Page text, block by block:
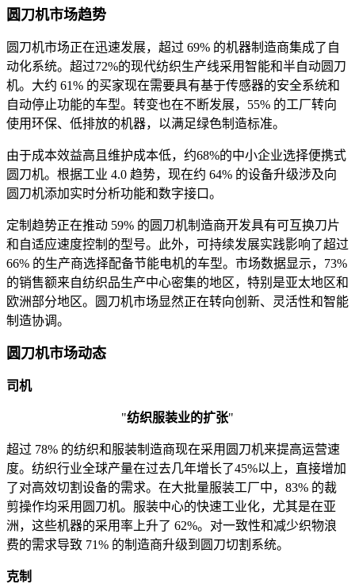
圆刀机市场趋势
圆刀机市场正在迅速发展，超过 69% 的机器制造商集成了自
动化系统。超过72%的现代纺织生产线采用智能和半自动圆刀
机。大约 61% 的买家现在需要具有基于传感器的安全系统和
自动停止功能的车型。转变也在不断发展，55% 的工厂转向
使用环保、低排放的机器，以满足绿色制造标准。
由于成本效益高且维护成本低，约68%的中小企业选择便携式
圆刀机。根据工业 4.0 趋势，现在约 64% 的设备升级涉及向
圆刀机添加实时分析功能和数字接口。
定制趋势正在推动 59% 的圆刀机制造商开发具有可互换刀片
和自适应速度控制的型号。此外，可持续发展实践影响了超过
66% 的生产商选择配备节能电机的车型。市场数据显示，73%
的销售额来自纺织品生产中心密集的地区，特别是亚太地区和
欧洲部分地区。圆刀机市场显然正在转向创新、灵活性和智能
制造协调。
圆刀机市场动态
司机
"纺织服装业的扩张"
超过 78% 的纺织和服装制造商现在采用圆刀机来提高运营速
度。纺织行业全球产量在过去几年增长了45%以上，直接增加
了对高效切割设备的需求。在大批量服装工厂中，83% 的裁
剪操作均采用圆刀机。服装中心的快速工业化，尤其是在亚
洲，这些机器的采用率上升了 62%。对一致性和减少织物浪
费的需求导致 71% 的制造商升级到圆刀切割系统。
克制